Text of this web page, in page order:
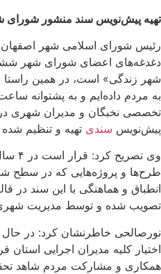
تهیه پیش‌نویس سند منشور
رئیس شورای اسلامی شهر اصفهان
دغدغه‌های اعضای شورای شهر
شهر زندگی» است، در همین
به مردم داده‌ایم و به پشتوانه
تخصصی نخبگان و مدیران شهری
پیش‌نویس سندی تهیه و تنظیم
وی
طرح‌ها و پروژه‌هایی که در سطح
انطباق و هماهنگی با این سند در
تصویب شده و توسط مدیریت
نورصالحی خاطرنشان کرد: در
اختیار کلیه مدیران اجرایی استان
همکاری و مشارکت مردم شاهد